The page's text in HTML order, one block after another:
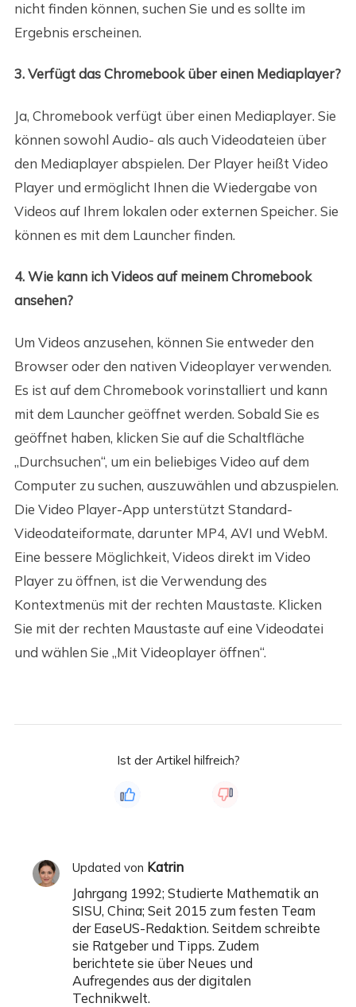
nicht finden können, suchen Sie und es sollte im
Ergebnis erscheinen.
3. Verfügt das Chromebook über einen Mediaplayer?
Ja, Chromebook verfügt über einen Mediaplayer. Sie
können sowohl Audio- als auch Videodateien über
den Mediaplayer abspielen. Der Player heißt Video
Player und ermöglicht Ihnen die Wiedergabe von
Videos auf Ihrem lokalen oder externen Speicher. Sie
können es mit dem Launcher finden.
4. Wie kann ich Videos auf meinem Chromebook
ansehen?
Um Videos anzusehen, können Sie entweder den
Browser oder den nativen Videoplayer verwenden.
Es ist auf dem Chromebook vorinstalliert und kann
mit dem Launcher geöffnet werden. Sobald Sie es
geöffnet haben, klicken Sie auf die Schaltfläche
„Durchsuchen“, um ein beliebiges Video auf dem
Computer zu suchen, auszuwählen und abzuspielen.
Die Video Player-App unterstützt Standard-
Videodateiformate, darunter MP4, AVI und WebM.
Eine bessere Möglichkeit, Videos direkt im Video
Player zu öffnen, ist die Verwendung des
Kontextmenüs mit der rechten Maustaste. Klicken
Sie mit der rechten Maustaste auf eine Videodatei
und wählen Sie „Mit Videoplayer öffnen“.
Ist der Artikel hilfreich?
Updated von Katrin
Jahrgang 1992; Studierte Mathematik an
SISU, China; Seit 2015 zum festen Team
der EaseUS-Redaktion. Seitdem schreibte
sie Ratgeber und Tipps. Zudem
berichtete sie über Neues und
Aufregendes aus der digitalen
Technikwelt.